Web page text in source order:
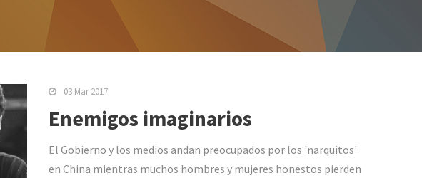
03 Mar 2017
Enemigos imaginarios
El Gobierno y los medios andan preocupados por los 'narquitos'
en China mientras muchos hombres y mujeres honestos pierden